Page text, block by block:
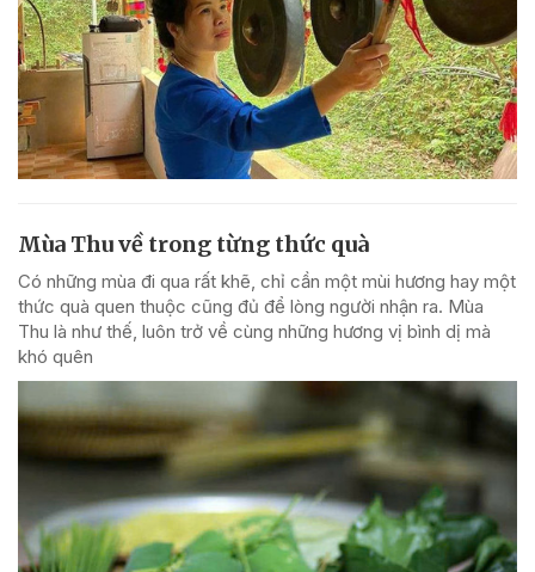
Mùa Thu về trong từng thức quà
Có những mùa đi qua rất khẽ, chỉ cần một mùi hương hay một
thức quà quen thuộc cũng đủ để lòng người nhận ra. Mùa
Thu là như thế, luôn trở về cùng những hương vị bình dị mà
khó quên